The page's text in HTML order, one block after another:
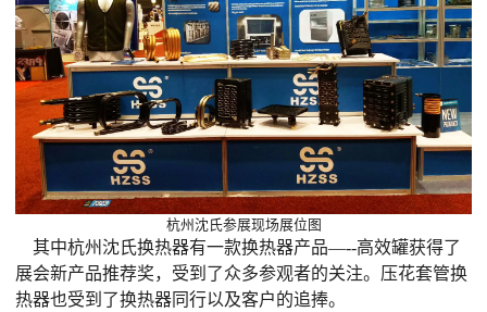
杭州沈氏参展现场展位图
其中杭州沈氏换热器有一款换热器产品—--高效罐获得了
展会新产品推荐奖，受到了众多参观者的关注。压花套管换
热器也受到了换热器同行以及客户的追捧。